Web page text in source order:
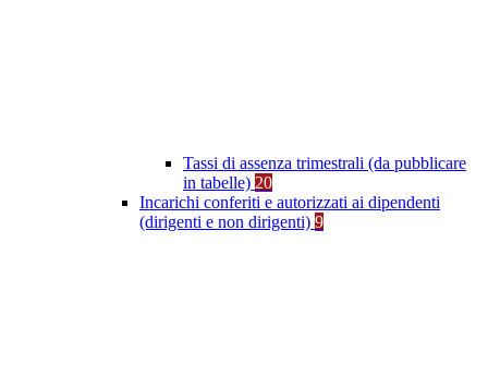
Tassi di assenza trimestrali (da pubblicare
in tabelle) 20
Incarichi conferiti e autorizzati ai dipendenti
(dirigenti e non dirigenti) 9